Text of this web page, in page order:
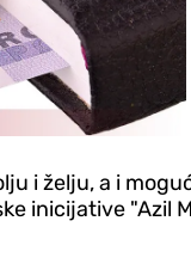
i želju, a i
inicijative "Azil